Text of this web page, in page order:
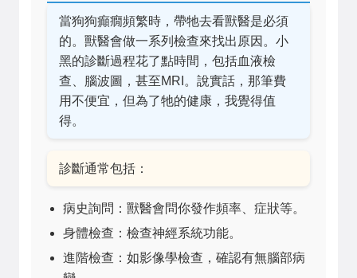
當狗狗癲癇頻繁時，帶牠去看獸醫是必須
的。獸醫會做一系列檢查來找出原因。小
黑的診斷過程花了點時間，包括血液檢
查、腦波圖，甚至MRI。說實話，那筆費
用不便宜，但為了牠的健康，我覺得值
得。
診斷通常包括：
病史詢問：獸醫會問你發作頻率、症狀等。
身體檢查：檢查神經系統功能。
進階檢查：如影像學檢查，確認有無腦部病